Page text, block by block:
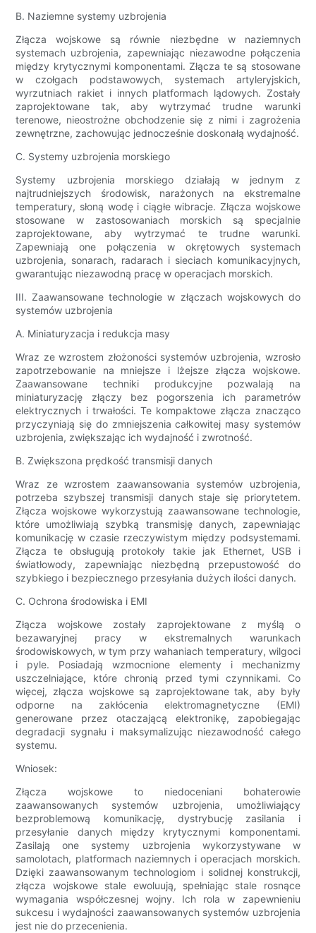
B. Naziemne systemy uzbrojenia
Złącza wojskowe są równie niezbędne w naziemnych
systemach uzbrojenia, zapewniając niezawodne połączenia
między krytycznymi komponentami. Złącza te są stosowane
w czołgach podstawowych, systemach artyleryjskich,
wyrzutniach rakiet i innych platformach lądowych. Zostały
zaprojektowane tak, aby wytrzymać trudne warunki
terenowe, nieostrożne obchodzenie się z nimi i zagrożenia
zewnętrzne, zachowując jednocześnie doskonałą wydajność.
C. Systemy uzbrojenia morskiego
Systemy uzbrojenia morskiego działają w jednym z
najtrudniejszych środowisk, narażonych na ekstremalne
temperatury, słoną wodę i ciągłe wibracje. Złącza wojskowe
stosowane w zastosowaniach morskich są specjalnie
zaprojektowane, aby wytrzymać te trudne warunki.
Zapewniają one połączenia w okrętowych systemach
uzbrojenia, sonarach, radarach i sieciach komunikacyjnych,
gwarantując niezawodną pracę w operacjach morskich.
III. Zaawansowane technologie w złączach wojskowych do
systemów uzbrojenia
A. Miniaturyzacja i redukcja masy
Wraz ze wzrostem złożoności systemów uzbrojenia, wzrosło
zapotrzebowanie na mniejsze i lżejsze złącza wojskowe.
Zaawansowane techniki produkcyjne pozwalają na
miniaturyzację złączy bez pogorszenia ich parametrów
elektrycznych i trwałości. Te kompaktowe złącza znacząco
przyczyniają się do zmniejszenia całkowitej masy systemów
uzbrojenia, zwiększając ich wydajność i zwrotność.
B. Zwiększona prędkość transmisji danych
Wraz ze wzrostem zaawansowania systemów uzbrojenia,
potrzeba szybszej transmisji danych staje się priorytetem.
Złącza wojskowe wykorzystują zaawansowane technologie,
które umożliwiają szybką transmisję danych, zapewniając
komunikację w czasie rzeczywistym między podsystemami.
Złącza te obsługują protokoły takie jak Ethernet, USB i
światłowody, zapewniając niezbędną przepustowość do
szybkiego i bezpiecznego przesyłania dużych ilości danych.
C. Ochrona środowiska i EMI
Złącza wojskowe zostały zaprojektowane z myślą o
bezawaryjnej pracy w ekstremalnych warunkach
środowiskowych, w tym przy wahaniach temperatury, wilgoci
i pyle. Posiadają wzmocnione elementy i mechanizmy
uszczelniające, które chronią przed tymi czynnikami. Co
więcej, złącza wojskowe są zaprojektowane tak, aby były
odporne na zakłócenia elektromagnetyczne (EMI)
generowane przez otaczającą elektronikę, zapobiegając
degradacji sygnału i maksymalizując niezawodność całego
systemu.
Wniosek:
Złącza wojskowe to niedoceniani bohaterowie
zaawansowanych systemów uzbrojenia, umożliwiający
bezproblemową komunikację, dystrybucję zasilania i
przesyłanie danych między krytycznymi komponentami.
Zasilają one systemy uzbrojenia wykorzystywane w
samolotach, platformach naziemnych i operacjach morskich.
Dzięki zaawansowanym technologiom i solidnej konstrukcji,
złącza wojskowe stale ewoluują, spełniając stale rosnące
wymagania współczesnej wojny. Ich rola w zapewnieniu
sukcesu i wydajności zaawansowanych systemów uzbrojenia
jest nie do przecenienia.